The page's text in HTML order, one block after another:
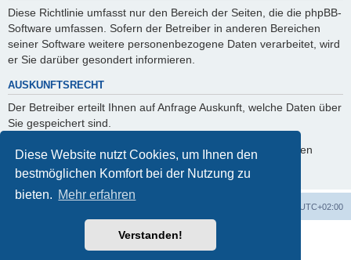
Diese Website nutzt Cookies, um Ihnen den
bestmöglichen Komfort bei der Nutzung zu
bieten. Mehr erfahren
Verstanden!
Diese Richtlinie umfasst nur den Bereich der Seiten, die die phpBB-
Software umfassen. Sofern der Betreiber in anderen Bereichen
seiner Software weitere personenbezogene Daten verarbeitet, wird
er Sie darüber gesondert informieren.
AUSKUNFTSRECHT
Der Betreiber erteilt Ihnen auf Anfrage Auskunft, welche Daten über
Sie gespeichert sind.
Sie können jederzeit die Löschung bzw. Sperrung Ihrer Daten
verlangen. Kontaktieren Sie hierzu bitte den Betreiber.
UTC+02:00
Powered byphpBB® Forum Software © phpBB Limited
phpBB.de